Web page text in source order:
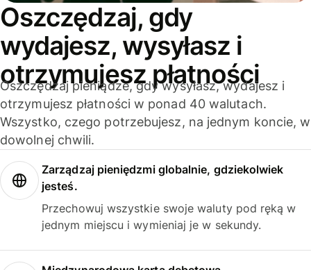
Oszczędzaj, gdy
wydajesz, wysyłasz i
otrzymujesz płatności
Oszczędzaj pieniądze, gdy wysyłasz, wydajesz i
otrzymujesz płatności w ponad 40 walutach.
Wszystko, czego potrzebujesz, na jednym koncie, w
dowolnej chwili.
Zarządzaj pieniędzmi globalnie, gdziekolwiek
jesteś.
Przechowuj wszystkie swoje waluty pod ręką w
jednym miejscu i wymieniaj je w sekundy.